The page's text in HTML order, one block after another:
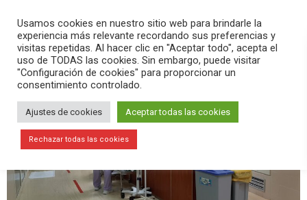
search menu pause PLAY
Usamos cookies en nuestro sitio web para brindarle la
experiencia más relevante recordando sus preferencias y
visitas repetidas. Al hacer clic en "Aceptar todo", acepta el
uso de TODAS las cookies. Sin embargo, puede visitar
"Configuración de cookies" para proporcionar un
consentimiento controlado.
Ajustes de cookies Aceptar todas las cookies
Rechazar todas las cookies